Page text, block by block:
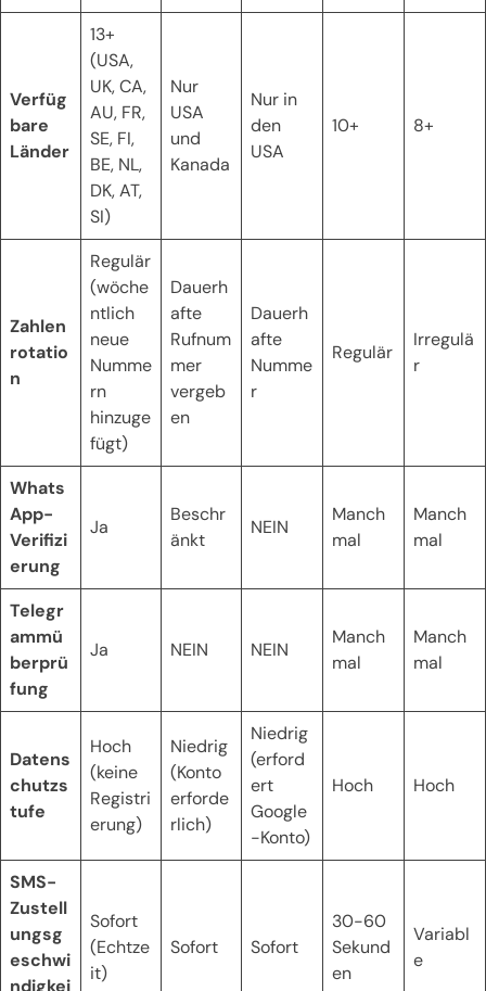
Verfüg
bare
Länder
13+
(USA,
UK, CA,
AU, FR,
SE, FI,
BE, NL,
DK, AT,
SI)
Nur
USA
und
Kanada
Nur in
den
USA
10+ 8+
Zahlen
rotatio
n
Regulär
(wöche
ntlich
neue
Numme
rn
hinzuge
fügt)
Dauerh
afte
Rufnum
mer
vergeb
en
Dauerh
afte
Numme
r
Regulär
Irregulä
r
Whats
App-
Verifizi
erung
Ja
Beschr
änkt
NEIN
Manch
mal
Manch
mal
Telegr
ammü
berprü
fung
Ja NEIN NEIN
Manch
mal
Manch
mal
Datens
chutzs
tufe
Hoch
(keine
Registri
erung)
Niedrig
(Konto
erforde
rlich)
Niedrig
(erford
ert
Google
-Konto)
Hoch Hoch
SMS-
Zustell
ungsg
eschwi
Sofort
(Echtze
it)
Sofort Sofort
30-60
Sekund
en
Variabl
e